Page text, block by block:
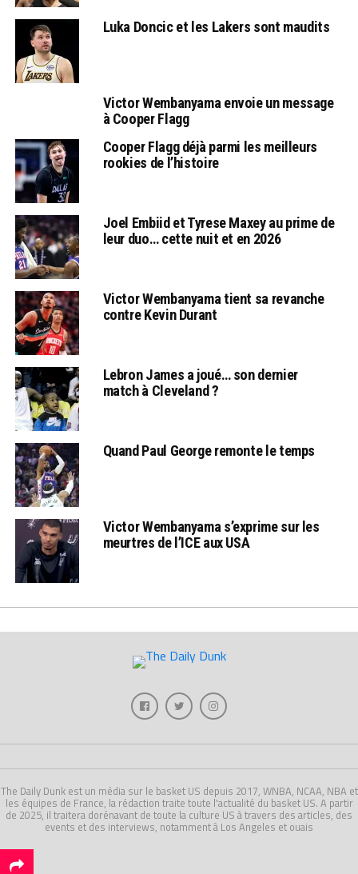
Luka Doncic et les Lakers sont maudits
Victor Wembanyama envoie un message
à Cooper Flagg
Cooper Flagg déjà parmi les meilleurs
rookies de l’histoire
Joel Embiid et Tyrese Maxey au prime de
leur duo… cette nuit et en 2026
Victor Wembanyama tient sa revanche
contre Kevin Durant
Lebron James a joué… son dernier
match à Cleveland ?
Quand Paul George remonte le temps
Victor Wembanyama s’exprime sur les
meurtres de l’ICE aux USA
The Daily Dunk est un média sur le basket US depuis 2017, WNBA, NCAA, NBA et
les équipes de France, la rédaction traite toute l'actualité du basket US. A partir
de 2025, il traitera dorénavant de toute la culture US à travers des articles, des
events et des interviews, notamment à Los Angeles et ouais